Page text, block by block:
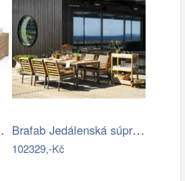
-… Brafab Jedálenská súprava ZALONGO Mdum
102329,-Kč